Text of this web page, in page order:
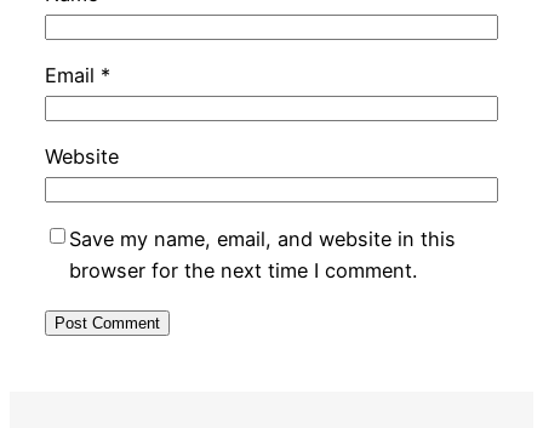
Email *
Website
Save my name, email, and website in this
browser for the next time I comment.